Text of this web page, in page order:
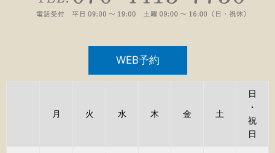
WEB予約
月 火 水 木 金 土
日
・
祝
日